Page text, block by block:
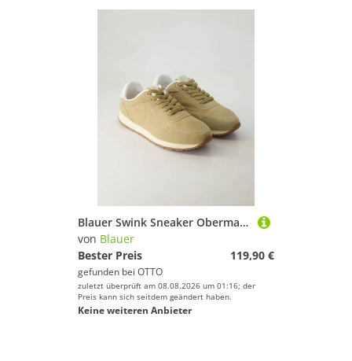
Blauer Swink Sneaker Obermaterial: Textil und Sonstiges Material
von Blauer
Bester Preis
119,90 €
gefunden bei OTTO
zuletzt überprüft am 08.08.2026 um 01:16; der
Preis kann sich seitdem geändert haben.
Keine weiteren Anbieter